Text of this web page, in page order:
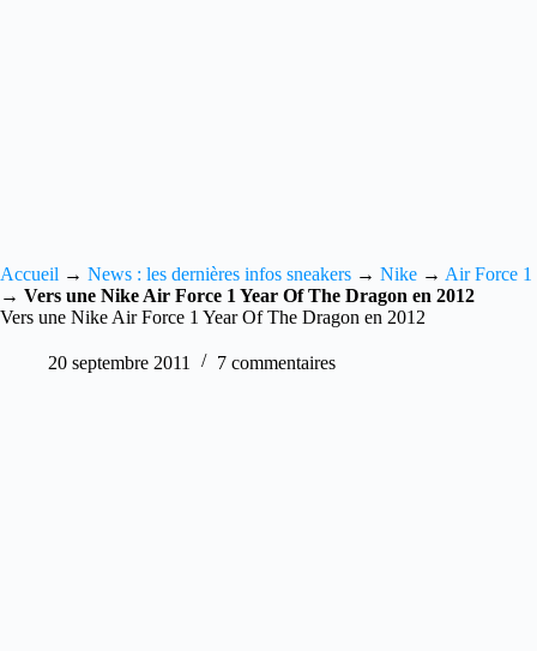
Accueil → News : les dernières infos sneakers → Nike → Air Force 1
→ Vers une Nike Air Force 1 Year Of The Dragon en 2012
Vers une Nike Air Force 1 Year Of The Dragon en 2012
20 septembre 2011 7 commentaires